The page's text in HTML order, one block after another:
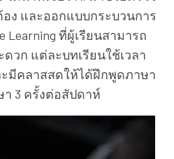
ง และออกแบบกระบวนการ
Learning ที่ผู้เรียนสามารถ
ดวก แต่ละบทเรียนใช้เวลา
ะมีคลาสสดให้ได้ฝึกพูดภาษา
3 ครั้งต่อสัปดาห์